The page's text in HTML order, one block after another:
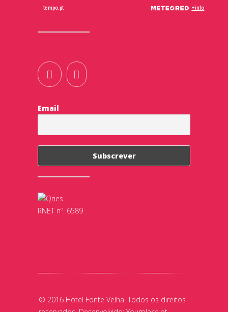
Email
RNET nº. 6589
© 2016 Hotel Fonte Velha. Todos os direitos